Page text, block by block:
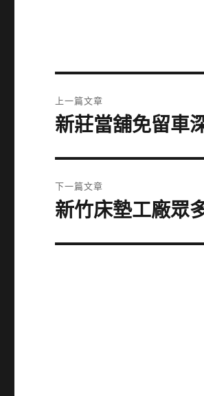
章
上一篇文章
上
篇
文
章:
新莊當舖免留車
下一篇文章
下
篇
新竹床墊工廠眾